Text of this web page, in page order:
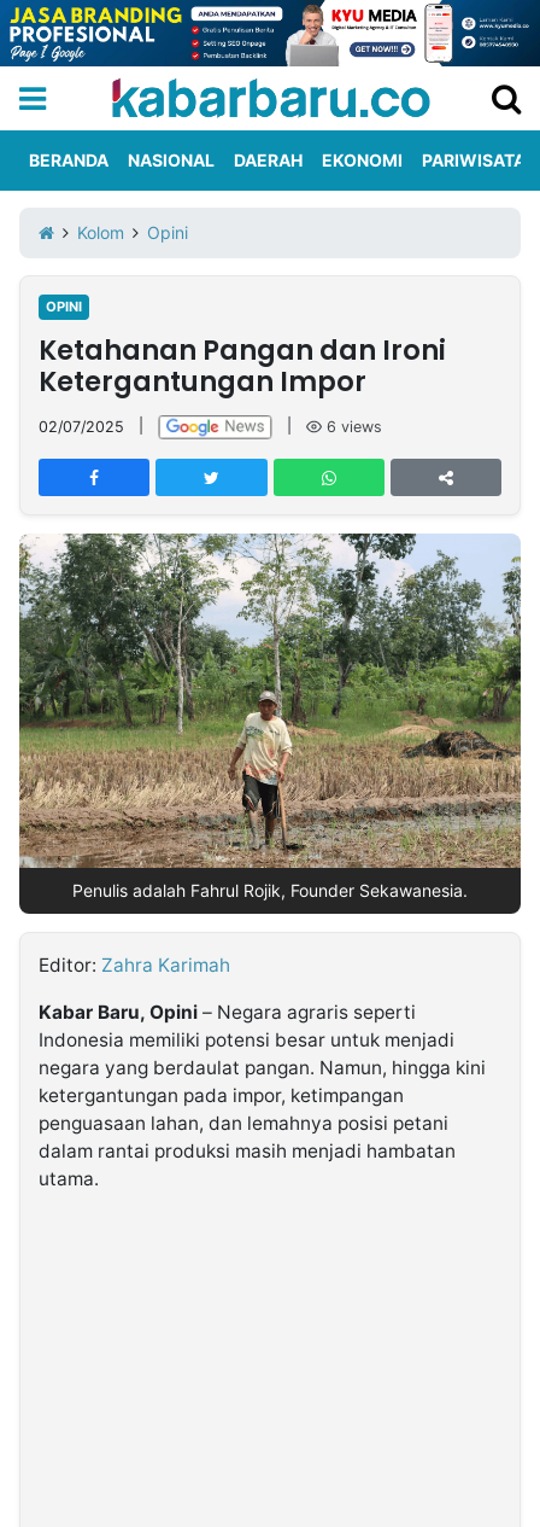
Iklan
Berita
Kami
Nasional
International
Olahraga
Entertainment
Daerah
Pariwisata
Kuliner
Kolom
Network
PT
TREETAN
MULTIMEDIA
INDONESIA
Partner
Insight
NTB
Suara
Time
Lens
IDN
Daily
Jogja
Jalan
Rakyat
Idealita
News
Kita
Notice
Dinamikapost.com
Radar
Baru
Seedbacklink
Follow
Kabarbaru
Kabarbaru.co
2026
BERANDA NASIONAL DAERAH EKONOMI PARIWISATA
Kolom Opini
OPINI
Ketahanan Pangan dan Ironi
Ketergantungan Impor
02/07/2025 6 views
Penulis adalah Fahrul Rojik, Founder Sekawanesia.
Editor: Zahra Karimah
Kabar Baru, Opini – Negara agraris seperti
Indonesia memiliki potensi besar untuk menjadi
negara yang berdaulat pangan. Namun, hingga kini
ketergantungan pada impor, ketimpangan
penguasaan lahan, dan lemahnya posisi petani
dalam rantai produksi masih menjadi hambatan
utama.